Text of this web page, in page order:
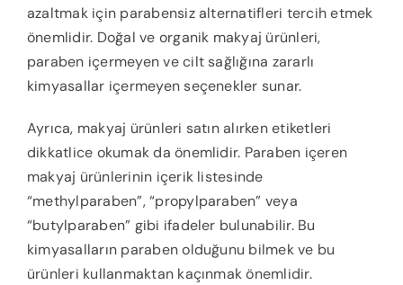
azaltmak için parabensiz alternatifleri tercih etmek
önemlidir. Doğal ve organik makyaj ürünleri,
paraben içermeyen ve cilt sağlığına zararlı
kimyasallar içermeyen seçenekler sunar.
Ayrıca, makyaj ürünleri satın alırken etiketleri
dikkatlice okumak da önemlidir. Paraben içeren
makyaj ürünlerinin içerik listesinde
“methylparaben”, “propylparaben” veya
“butylparaben” gibi ifadeler bulunabilir. Bu
kimyasalların paraben olduğunu bilmek ve bu
ürünleri kullanmaktan kaçınmak önemlidir.